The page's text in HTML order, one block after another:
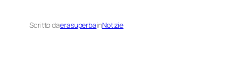
Scritto daerasuperbainNotizie